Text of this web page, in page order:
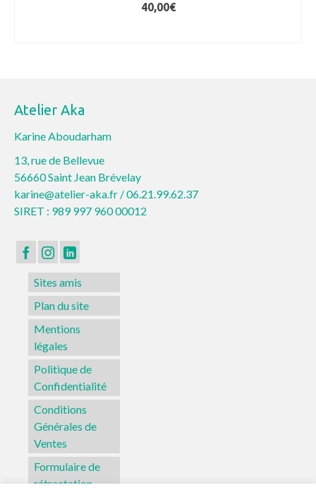
40,00€
Atelier Aka
Karine Aboudarham
13, rue de Bellevue
56660 Saint Jean Brévelay
karine@atelier-aka.fr /06.21.99.62.37
SIRET : 989 997 960 00012
Sites amis
Plan du site
Mentions
légales
Politique de
Confidentialité
Conditions
Générales de
Ventes
Formulaire de
rétractation